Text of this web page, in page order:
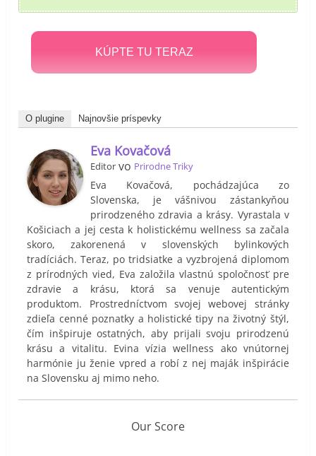
KÚPTE TU TERAZ
O plugine Najnovšie príspevky
Eva Kovačová
Editor vo Prirodne Triky
Eva Kovačová, pochádzajúca zo
Slovenska, je vášnivou zástankyňou
prirodzeného zdravia a krásy. Vyrastala v
Košiciach a jej cesta k holistickému wellness sa začala
skoro, zakorenená v slovenských bylinkových
tradíciách. Teraz, po tridsiatke a vyzbrojená diplomom
z prírodných vied, Eva založila vlastnú spoločnosť pre
zdravie a krásu, ktorá sa venuje autentickým
produktom. Prostredníctvom svojej webovej stránky
zdieľa cenné poznatky a holistické tipy na životný štýl,
čím inšpiruje ostatných, aby prijali svoju prirodzenú
krásu a vitalitu. Evina vízia wellness ako vnútornej
harmónie ju ženie vpred a robí z nej maják inšpirácie
na Slovensku aj mimo neho.
Our Score